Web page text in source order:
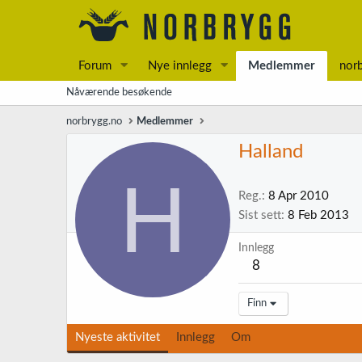
Forum Nye innlegg Medlemmer
Nåværende besøkende
norbrygg.no Medlemmer
H
Halland
Reg. 8 Apr 2010
Sist sett 8 Feb 2013
Innlegg
8
Finn
Nyeste aktivitet Innlegg Om